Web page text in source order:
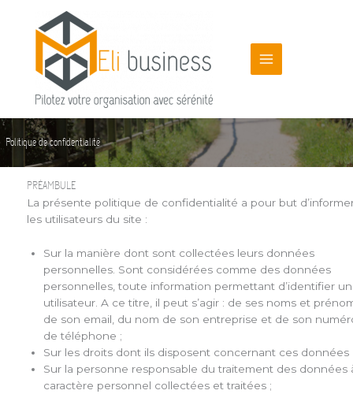
contenu
Politique de confidentialité
PRÉAMBULE
La présente politique de confidentialité a pour but
les utilisateurs du site :
Sur la manière dont sont collectées leurs données
personnelles. Sont considérées comme des données
personnelles, toute information permettant d’identifier un
utilisateur. A ce titre, il peut s’agir : de ses noms et
de son email, du nom de son entreprise et de son
de téléphone ;
Sur les droits dont ils disposent concernant ces données
Sur la personne responsable du traitement des données
caractère personnel collectées et traitées ;